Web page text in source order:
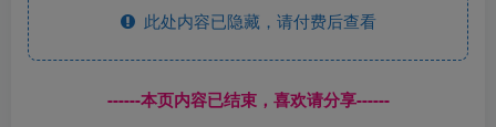
此处内容已隐藏，请付费后查看
------本页内容已结束，喜欢请分享------